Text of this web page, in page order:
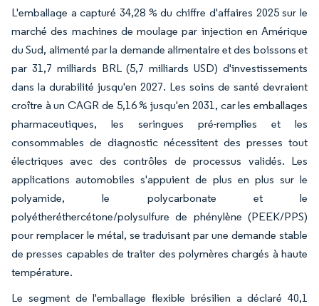
L'emballage a capturé 34,28 % du chiffre d'affaires 2025 sur le
marché des machines de moulage par injection en Amérique
du Sud, alimenté par la demande alimentaire et des boissons et
par 31,7 milliards BRL (5,7 milliards USD) d'investissements
dans la durabilité jusqu'en 2027. Les soins de santé devraient
croître à un CAGR de 5,16 % jusqu'en 2031, car les emballages
pharmaceutiques, les seringues pré-remplies et les
consommables de diagnostic nécessitent des presses tout
électriques avec des contrôles de processus validés. Les
applications automobiles s'appuient de plus en plus sur le
polyamide, le polycarbonate et le
polyétheréthercétone/polysulfure de phénylène (PEEK/PPS)
pour remplacer le métal, se traduisant par une demande stable
de presses capables de traiter des polymères chargés à haute
température.
Le segment de l'emballage flexible brésilien a déclaré 40,1